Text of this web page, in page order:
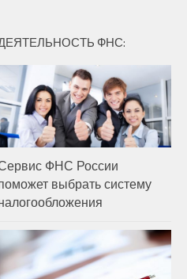
ФНС:
ФНС России
выбрать систему